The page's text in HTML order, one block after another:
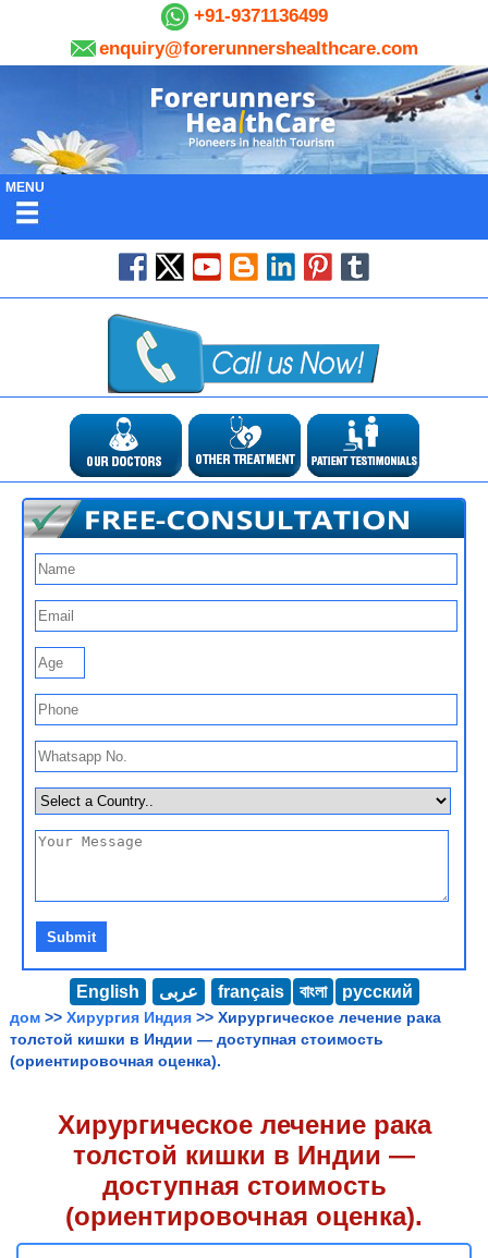
+91-9371136499
enquiry@forerunnershealthcare.com
MENU
English عربى français বাংলা русский
дом >> Хирургия Индия >> Хирургическое лечение рака
толстой кишки в Индии — доступная стоимость
(ориентировочная оценка).
Хирургическое лечение рака
толстой кишки в Индии —
доступная стоимость
(ориентировочная оценка).